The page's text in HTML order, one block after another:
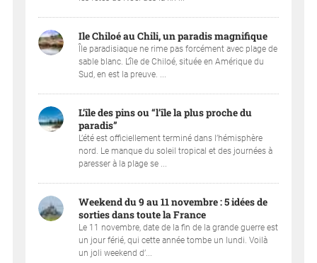
Ile Chiloé au Chili, un paradis magnifique
Île paradisiaque ne rime pas forcément avec plage de
sable blanc. L’île de Chiloé, située en Amérique du
Sud, en est la preuve. ...
L’île des pins ou “l’île la plus proche du
paradis”
L’été est officiellement terminé dans l’hémisphère
nord. Le manque du soleil tropical et des journées à
paresser à la plage se ...
Weekend du 9 au 11 novembre : 5 idées de
sorties dans toute la France
Le 11 novembre, date de la fin de la grande guerre est
un jour férié, qui cette année tombe un lundi. Voilà
un joli weekend d’...